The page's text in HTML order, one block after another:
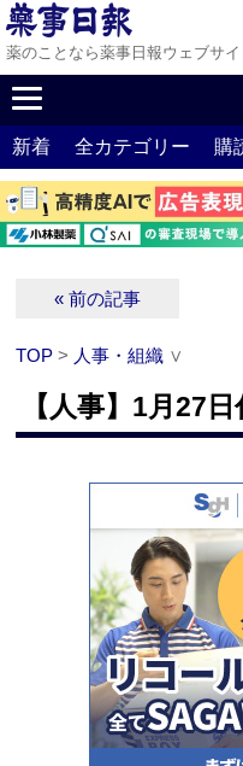
薬のことなら薬事日報ウェブサイ
新着 全カテゴリー 購
« 前の記事
TOP > 人事・組織 ∨
【人事】1月27